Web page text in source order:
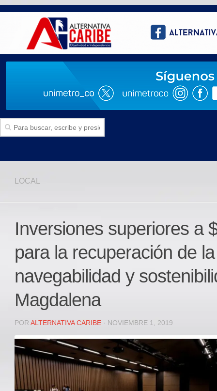
Politica
Deportes
JUDICIAL
REGIONAL
DEPARTAMENTAL
Internacional
OPINIÓN
Contactenos
facebook
Twitter
LOCAL
Inversiones superiores a
para la recuperación de la
navegabilidad y
Magdalena
POR ALTERNATIVA CARIBE · NOVIEMBRE 1, 2019